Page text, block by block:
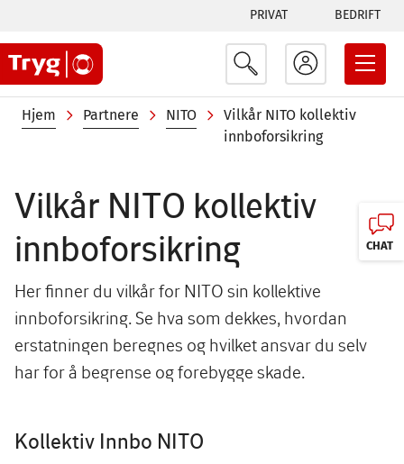
hovedinnhold
Tabs
menu
PRIVAT BEDRIFT
Navigasjonssti
Hjem Partnere NITO
Vilkår NITO kollektiv
innboforsikring
Vilkår NITO kollektiv
innboforsikring
Her finner du vilkår for NITO sin kollektive
innboforsikring. Se hva som dekkes, hvordan
erstatningen beregnes og hvilket ansvar du selv
har for å begrense og forebygge skade.
Kollektiv Innbo NITO
CHAT